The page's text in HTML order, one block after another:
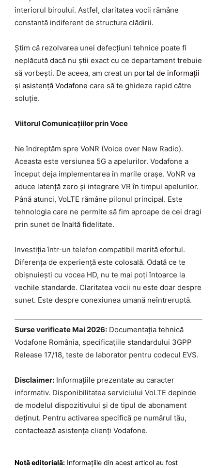
interiorul biroului. Astfel, claritatea vocii rămâne
constantă indiferent de structura clădirii.
Știm că rezolvarea unei defecțiuni tehnice poate fi
neplăcută dacă nu știi exact cu ce departament trebuie
să vorbești. De aceea, am creat un portal de informații
și asistență Vodafone care să te ghideze rapid către
soluție.
Viitorul Comunicațiilor prin Voce
Ne îndreptăm spre VoNR (Voice over New Radio).
Aceasta este versiunea 5G a apelurilor. Vodafone a
început deja implementarea în marile orașe. VoNR va
aduce latență zero și integrare VR în timpul apelurilor.
Până atunci, VoLTE rămâne pilonul principal. Este
tehnologia care ne permite să fim aproape de cei dragi
prin sunet de înaltă fidelitate.
Investiția într-un telefon compatibil merită efortul.
Diferența de experiență este colosală. Odată ce te
obișnuiești cu vocea HD, nu te mai poți întoarce la
vechile standarde. Claritatea vocii nu este doar despre
sunet. Este despre conexiunea umană neîntreruptă.
Surse verificate Mai 2026: Documentația tehnică
Vodafone România, specificațiile standardului 3GPP
Release 17/18, teste de laborator pentru codecul EVS.
Disclaimer: Informațiile prezentate au caracter
informativ. Disponibilitatea serviciului VoLTE depinde
de modelul dispozitivului și de tipul de abonament
deținut. Pentru activarea specifică pe numărul tău,
contactează asistența clienți Vodafone.
Notă editorială: Informațiile din acest articol au fost